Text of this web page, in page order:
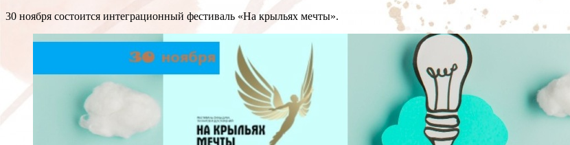
30 ноября состоится интеграционный фестиваль «На крыльях мечты».